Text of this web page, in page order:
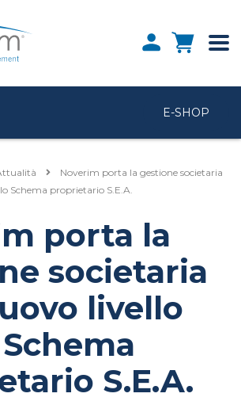
E-SHOP
Noverim porta la gestione societaria
Schema proprietario S.E.A.
porta la
societaria
livello
S.E.A.